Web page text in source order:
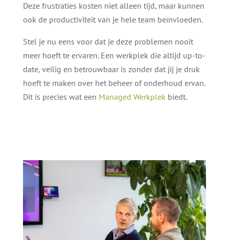
Deze frustraties kosten niet alleen tijd, maar kunnen
ook de productiviteit van je hele team beïnvloeden.
Stel je nu eens voor dat je deze problemen nooit
meer hoeft te ervaren. Een werkplek die altijd up-to-
date, veilig en betrouwbaar is zonder dat jij je druk
hoeft te maken over het beheer of onderhoud ervan.
Dit is precies wat een Managed Werkplekbiedt.